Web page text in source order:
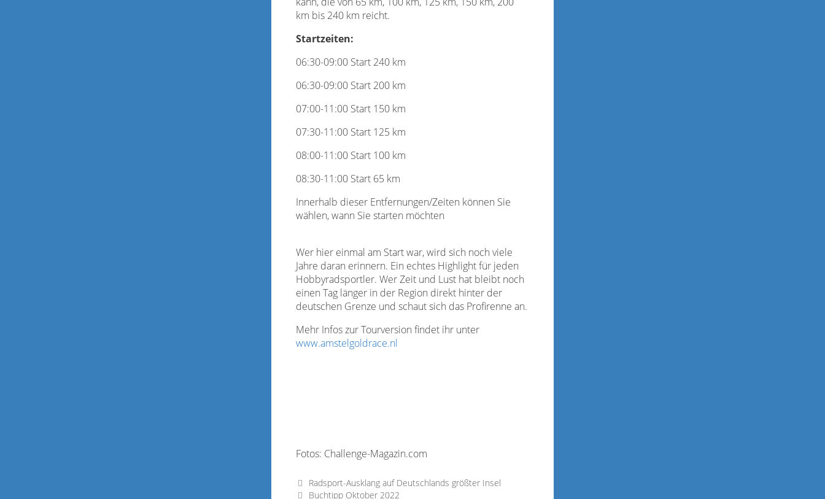
km bis 240 km reicht.
Startzeiten:
06:30-09:00 Start 240 km
06:30-09:00 Start 200 km
07:00-11:00 Start 150 km
07:30-11:00 Start 125 km
08:00-11:00 Start 100 km
08:30-11:00 Start 65 km
Innerhalb dieser Entfernungen/Zeiten können Sie
wählen, wann Sie starten möchten
Wer hier einmal am Start war, wird sich noch viele
Jahre daran erinnern. Ein echtes Highlight für jeden
Hobbyradsportler. Wer Zeit und Lust hat bleibt noch
einen Tag länger in der Region direkt hinter der
deutschen Grenze und schaut sich das Profirenne an.
Mehr Infos zur Tourversion findet ihr unter
www.amstelgoldrace.nl
Fotos: Challenge-Magazin.com
Radsport-Ausklang auf Deutschlands größter Insel
Buchtipp Oktober 2022